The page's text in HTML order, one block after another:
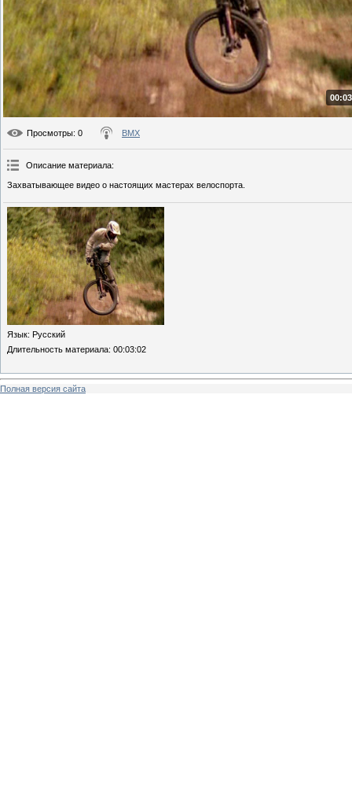
Просмотры: 0 BMX
Описание материала:
Захватывающее видео о настоящих мастерах велоспорта.
Язык: Русский
Длительность материала: 00:03:02
Полная версия сайта